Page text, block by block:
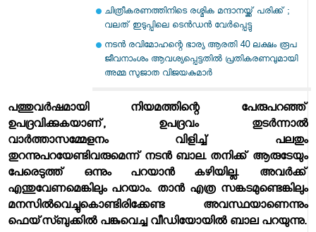
ചിത്രീകരണത്തിനിടെ രശ്മിക മന്ദാനയ്ക്ക് പരിക്ക് ;
വലത് ഇടുപ്പിലെ ടെന്‍ഡന്‍ വേര്‍പ്പെട്ടു
നടന്‍ രവിമോഹന്റെ ഭാര്യ ആരതി 40 ലക്ഷം രൂപ
ജീവനാംശം ആവശ്യപ്പെട്ടതില്‍ പ്രതികരണവുമായി
അമ്മ സുജാത വിജയകുമാര്‍
പത്തുവര്‍ഷമായി നിയമത്തിന്റെ പേരുപറഞ്ഞ്
ഉപദ്രവിക്കുകയാണ്, ഉപദ്രവം തുടര്‍ന്നാല്‍
വാര്‍ത്താസമ്മേളനം വിളിച്ച് പലതും
തുറന്നുപറയേണ്ടിവരുമെന്ന് നടന്‍ ബാല. തനിക്ക് ആരുടേയും
പേരെടുത്ത് ഒന്നും പറയാന്‍ കഴിയില്ല. അവര്‍ക്ക്
എന്തുവേണമെങ്കിലും പറയാം. താന്‍ എത്ര സങ്കടമുണ്ടെങ്കിലും
മനസില്‍വെച്ചുകൊണ്ടിരിക്കേണ്ട അവസ്ഥയാണെന്നും
ഫെയ്‌സ്ബുക്കില്‍ പങ്കുവെച്ച വീഡിയോയില്‍ ബാല പറയുന്നു.